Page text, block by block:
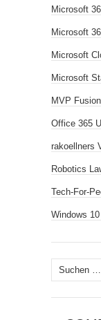
Microsoft
Microsoft
Microsoft
Microsoft
MVP
Office 365
rakoellners
Robotics
Tech-For-
Windows
Suchen
nach: